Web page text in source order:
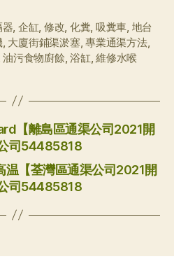
器 企缸 修改 化糞 吸糞車 地台
, 大廈街鋪渠淤塞,專業通渠方法,
油污食物廚餘 ,浴缸 ,維修水喉
【離島區通渠公司2021開
司54485818
温【荃灣區通渠公司2021開
司54485818